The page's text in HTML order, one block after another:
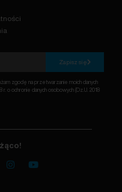
Zapisz się
zgodę na przetwarzanie moich danych
o ochronie danych osobowych (Dz.U. 2018